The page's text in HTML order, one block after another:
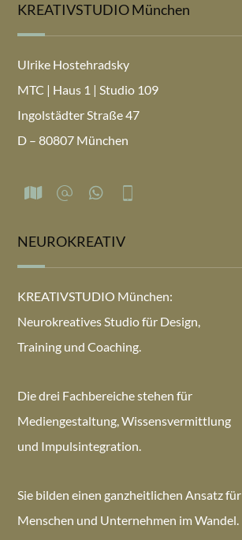
KREATIVSTUDIO München
Ulrike Hostehradsky
MTC | Haus 1 | Studio 109
Ingolstädter Straße 47
D – 80807 München
NEUROKREATIV
KREATIVSTUDIO München:
Neurokreatives Studio für Design,
Training und Coaching.
Die drei Fachbereiche stehen für
Mediengestaltung, Wissensvermittlung
und Impulsintegration.
Sie bilden einen ganzheitlichen Ansatz für
Menschen und Unternehmen im Wandel.